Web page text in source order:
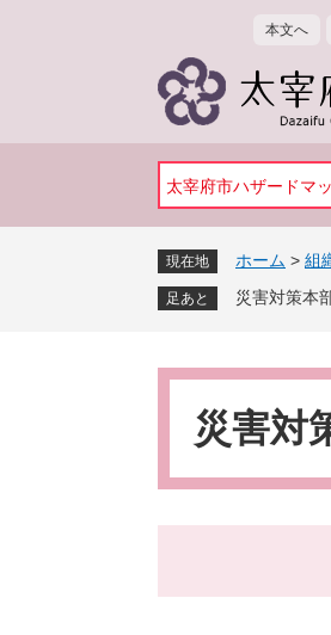
本文へ
太宰府市ハザードマ
現在地 ホーム > 組
足あと 災害対策本
本
災害対